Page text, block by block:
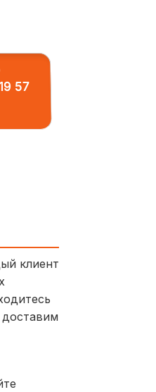
57
клиент